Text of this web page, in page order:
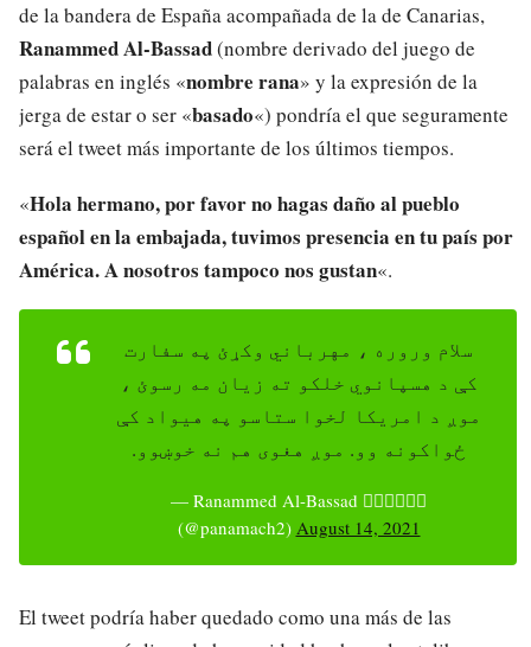
de la bandera de España acompañada de la de Canarias,
Ranammed Al-Bassad(nombre derivado del juego de
palabras en inglés «nombre rana» y la expresión de la
jerga de estar o ser «basado«) pondría el que seguramente
será el tweet más importante de los últimos tiempos.
«Hola hermano, por favor no hagas daño al pueblo
español en la embajada, tuvimos presencia en tu país por
América. A nosotros tampoco nos gustan«.
سلام وروره ، مهرباني وکړئ په سفارت
کې د هسپانوي خلکو ته زیان مه رسوئ ،
موږ د امریکا لخوا ستاسو په هیواد کې
ځواکونه وو. موږ هغوی هم نه خوښوو.
— Ranammed Al-Bassad ☝🏻🇪🇦🇮🇨
(@panamach2) August 14, 2021
El tweet podría haber quedado como una más de las